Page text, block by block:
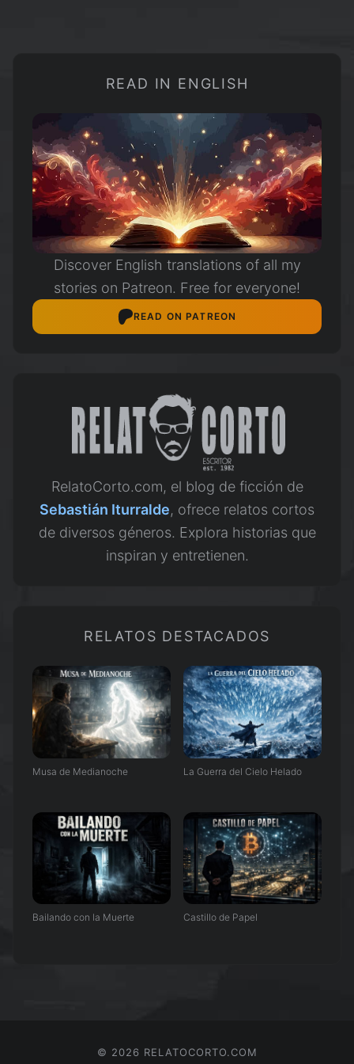
READ IN ENGLISH
Discover English translations of all my
stories on Patreon. Free for everyone!
READ ON PATREON
RelatoCorto.com, el blog de ficción de
Sebastián Iturralde, ofrece relatos cortos
de diversos géneros. Explora historias que
inspiran y entretienen.
RELATOS DESTACADOS
Musa de Medianoche La Guerra del Cielo Helado
Bailando con la Muerte Castillo de Papel
© 2026 RELATOCORTO.COM